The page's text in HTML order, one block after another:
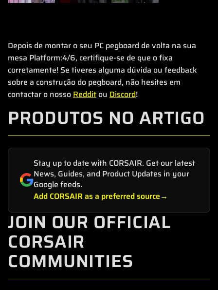
Depois de montar o seu PC pegboard de volta na sua
mesa Platform:4/6, certifique-se de que o fixa
corretamente! Se tiveres alguma dúvida ou feedback
sobre a construção do pegboard, não hesites em
contactar o nosso Reddit ou Discord!
PRODUTOS NO ARTIGO
Stay up to date with CORSAIR. Get our latest
News, Guides, and Product Updates in your
Google feeds.
Add CORSAIR as a preferred source
JOIN OUR OFFICIAL
CORSAIR
COMMUNITIES